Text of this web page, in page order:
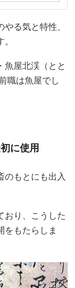
る気と特性、
魚屋北渓（とと
職は魚屋でし
に使用
のもとにも出入
おり、こうした
をもたらしま